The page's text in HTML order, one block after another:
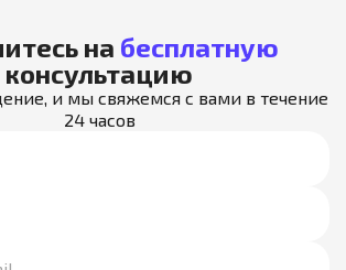
на бесплатную
консультацию
и мы свяжемся с вами в течение
24 часов